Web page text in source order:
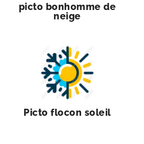
picto bonhomme de
neige
Picto flocon soleil